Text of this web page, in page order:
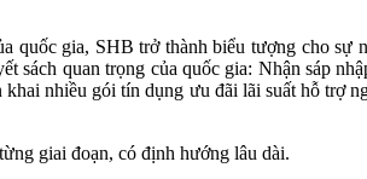
quốc gia, SHB trở thành biểu tượng cho
sách quan trọng của quốc gia: Nhận sáp
nhiều gói tín dụng ưu đãi lãi suất hỗ trợ
giai đoạn, có định hướng lâu dài.